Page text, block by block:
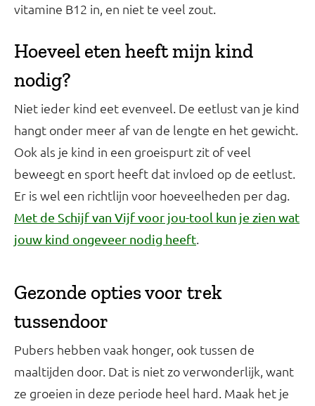
vitamine B12 in, en niet te veel zout.
Hoeveel eten heeft mijn kind
nodig?
Niet ieder kind eet evenveel. De eetlust van je kind
hangt onder meer af van de lengte en het gewicht.
Ook als je kind in een groeispurt zit of veel
beweegt en sport heeft dat invloed op de eetlust.
Er is wel een richtlijn voor hoeveelheden per dag.
Met de Schijf van Vijf voor jou-tool kun je zien wat
jouw kind ongeveer nodig heeft.
Gezonde opties voor trek
tussendoor
Pubers hebben vaak honger, ook tussen de
maaltijden door. Dat is niet zo verwonderlijk, want
ze groeien in deze periode heel hard. Maak het je